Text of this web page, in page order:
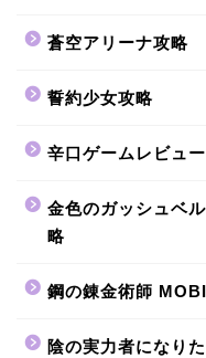
蒼空アリーナ攻略
誓約少女攻略
辛口ゲームレビュー
金色のガッシュベ
略
鋼の錬金術師
陰の実力者になりた